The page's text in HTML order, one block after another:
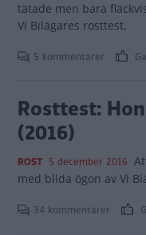
tätade men bara
Vi Bilägares rosttest.
5 kommentarer
Rosttest:
(2016)
ROST 5 december 2016
med blida ögon av Vi
34 kommentarer